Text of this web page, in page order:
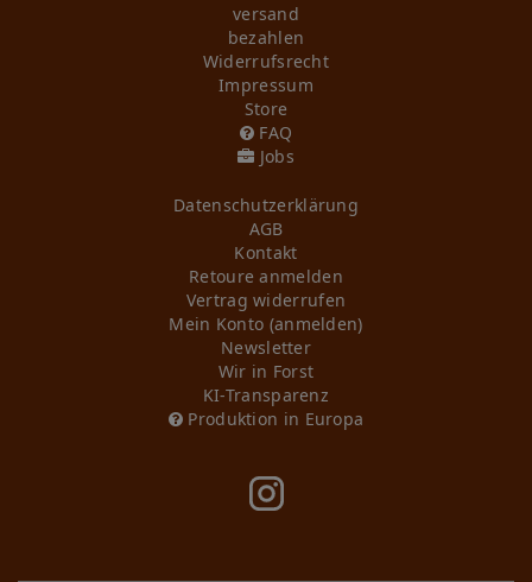
versand
bezahlen
Widerrufs­recht
Impressum
Store
FAQ
Jobs
Daten­schutz­erklärung
AGB
Kontakt
Retoure anmelden
Vertrag widerrufen
Mein Konto (anmelden)
Newsletter
Wir in Forst
KI-Transparenz
Produktion in Europa